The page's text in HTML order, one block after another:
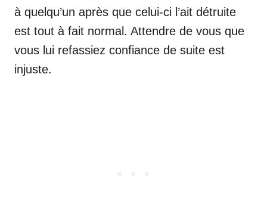
à quelqu’un après que celui-ci l’ait détruite
est tout à fait normal. Attendre de vous que
vous lui refassiez confiance de suite est
injuste.